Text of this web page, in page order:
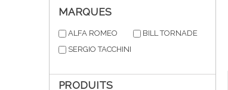
MARQUES
ALFA ROMEO
BILL TORNADE
SERGIO TACCHINI
PRODUITS